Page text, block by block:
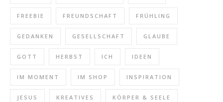
FREEBIE FREUNDSCHAFT FRÜHLING
GEDANKEN GESELLSCHAFT GLAUBE
GOTT HERBST ICH IDEEN
IM MOMENT IM SHOP INSPIRATION
JESUS KREATIVES KÖRPER & SEELE